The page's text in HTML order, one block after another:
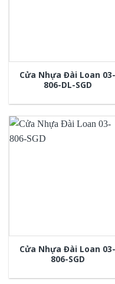
Cửa Nhựa Đài Loan 03-
806-DL-SGD
Cửa Nhựa Đài Loan 03-
806-SGD